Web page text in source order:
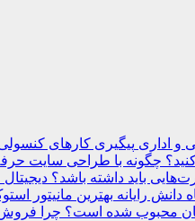
و اداری
باید داشته باشد؟
دانش رایانه
محبوب شده است؟